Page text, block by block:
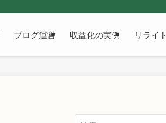
ブログ運営 収益化の実例 リライ